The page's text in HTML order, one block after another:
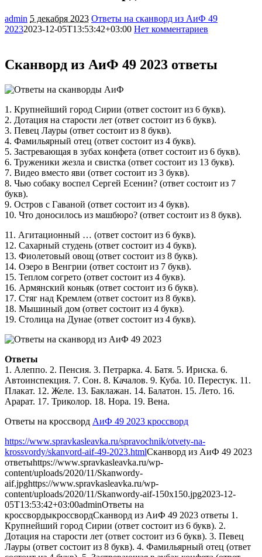
admin 5 декабря 2023 Ответы на сканворд из АиФ 49
20232023-12-05T13:53:42+03:00 Нет комментариев
Сканворд из АиФ 49 2023 ответы
1. Крупнейший город Сирии (ответ состоит из 6 букв).
2. Дотация на старости лет (ответ состоит из 6 букв).
3. Певец Лауры (ответ состоит из 8 букв).
4. Фамильярный отец (ответ состоит из 4 букв).
5. Застревающая в зубах конфета (ответ состоит из 6 букв).
6. Труженики жезла и свистка (ответ состоит из 13 букв).
7. Видео вместо яви (ответ состоит из 3 букв).
8. Чью собаку воспел Сергей Есенин? (ответ состоит из 7
букв).
9. Остров с Гаваной (ответ состоит из 4 букв).
10. Что доносилось из машбюро? (ответ состоит из 8 букв).
11. Агитационный … (ответ состоит из 6 букв).
12. Сахарный студень (ответ состоит из 4 букв).
13. Фиолетовый овощ (ответ состоит из 8 букв).
14. Озеро в Венгрии (ответ состоит из 7 букв).
15. Теплом согрето (ответ состоит из 4 букв).
16. Армянский коньяк (ответ состоит из 6 букв).
17. Стяг над Кремлем (ответ состоит из 8 букв).
18. Мышиный дом (ответ состоит из 4 букв).
19. Столица на Дунае (ответ состоит из 4 букв).
Ответы
1. Алеппо. 2. Пенсия. 3. Петрарка. 4. Батя. 5. Ириска. 6.
Автоинспекция. 7. Сон. 8. Качалов. 9. Куба. 10. Перестук. 11.
Плакат. 12. Желе. 13. Баклажан. 14. Балатон. 15. Лето. 16.
Арарат. 17. Триколор. 18. Нора. 19. Вена.
Ответы на кроссворд АиФ 49 2023 кроссворд
https://www.spravkasleavka.ru/spravochnik/otvety-na-
krossvordy/skanvord-aif-49-2023.htmlСканворд из АиФ 49 2023
ответыhttps://www.spravkasleavka.ru/wp-
content/uploads/2020/11/Skanwordy-
aif.jpghttps://www.spravkasleavka.ru/wp-
content/uploads/2020/11/Skanwordy-aif-150x150.jpg2023-12-
05T13:53:42+03:00adminОтветы на
кроссвордыкроссвордСканворд из АиФ 49 2023 ответы 1.
Крупнейший город Сирии (ответ состоит из 6 букв). 2.
Дотация на старости лет (ответ состоит из 6 букв). 3. Певец
Лауры (ответ состоит из 8 букв). 4. Фамильярный отец (ответ